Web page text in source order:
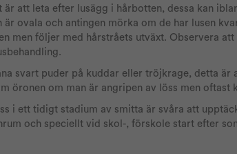
är att leta efter lusägg i hårbotten, dessa kan
är ovala och antingen mörka om de har lusen
men följer med hårstråets utväxt. Observera
svart puder på kuddar eller tröjkrage, detta
öronen om man är angripen av löss men oftast
i ett tidigt stadium av smitta är svåra att
och speciellt vid skol-, förskole start efter